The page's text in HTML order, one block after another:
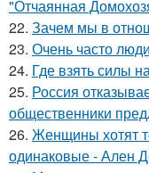
"Отчаянная
22. Зачем мы в
23. Очень часто
24. Где взять силы
25. Россия
общественники
26. Женщины хотят
одинаковые - Ален